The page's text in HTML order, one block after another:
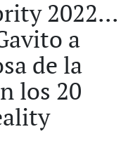
2022...
a
de la
los 20